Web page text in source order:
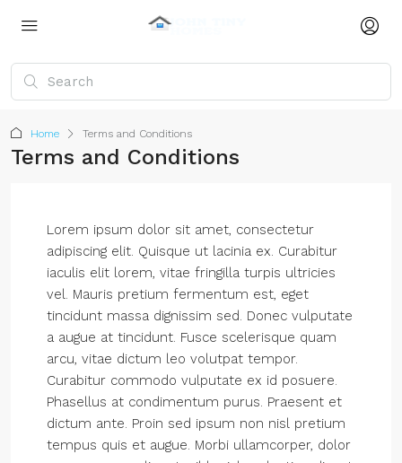
Home Terms and Conditions
Terms and Conditions
Lorem ipsum dolor sit amet, consectetur
adipiscing elit. Quisque ut lacinia ex. Curabitur
iaculis elit lorem, vitae fringilla turpis ultricies
vel. Mauris pretium fermentum est, eget
tincidunt massa dignissim sed. Donec vulputate
a augue at tincidunt. Fusce scelerisque quam
arcu, vitae dictum leo volutpat tempor.
Curabitur commodo vulputate ex id posuere.
Phasellus at condimentum purus. Praesent et
dictum ante. Proin sed ipsum non nisl pretium
tempus quis et augue. Morbi ullamcorper, dolor